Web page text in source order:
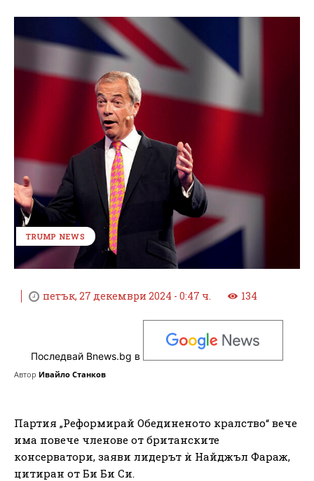
TRUMP NEWS
петък, 27 декември 2024 - 0:47 ч. 134
Последвай Bnews.bg в
Автор Ивайло Станков
Партия „Реформирай Обединеното кралство“ вече
има повече членове от британските
консерватори, заяви лидерът ѝ Найджъл Фараж,
цитиран от Би Би Си.